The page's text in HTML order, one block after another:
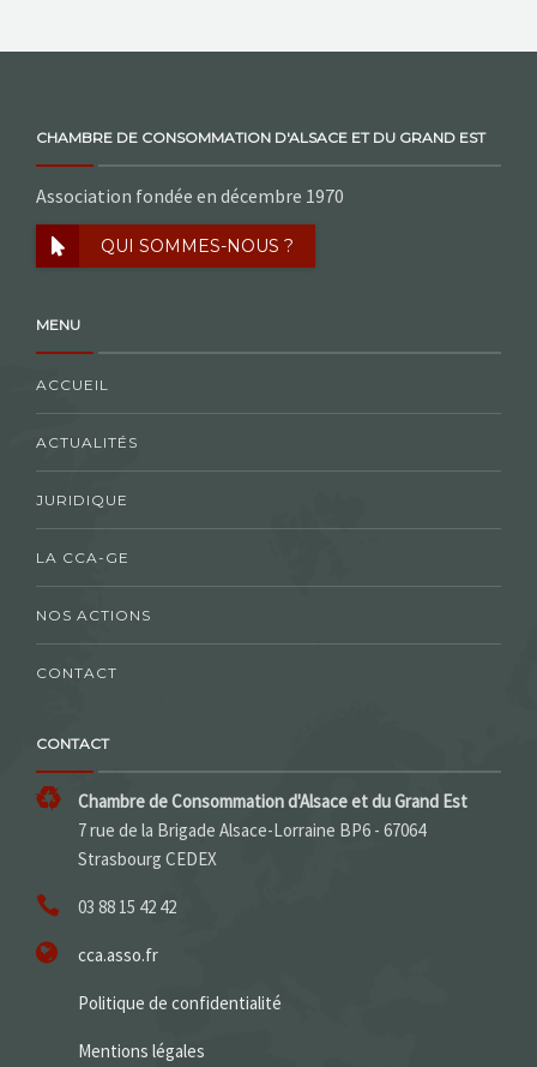
CHAMBRE DE CONSOMMATION D'ALSACE ET DU GRAND EST
Association fondée en décembre 1970
QUI SOMMES-NOUS ?
MENU
ACCUEIL
ACTUALITÉS
JURIDIQUE
LA CCA-GE
NOS ACTIONS
CONTACT
CONTACT
Chambre de Consommation d'Alsace et du Grand Est
7 rue de la Brigade Alsace-Lorraine BP6 - 67064
Strasbourg CEDEX
03 88 15 42 42
cca.asso.fr
Politique de confidentialité
Mentions légales